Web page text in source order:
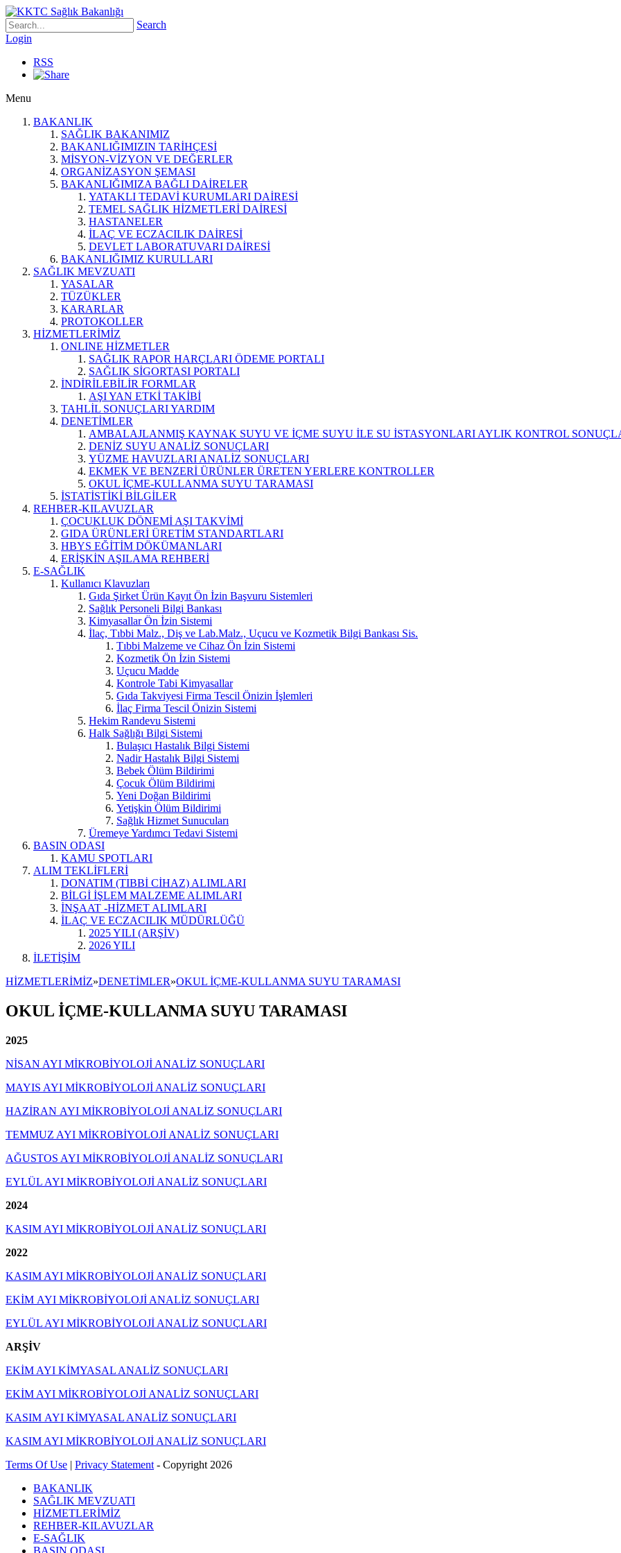
Search
Login
RSS
Menu
BAKANLIK
SAĞLIK BAKANIMIZ
BAKANLIĞIMIZIN TARİHÇESİ
MİSYON-VİZYON VE DEĞERLER
ORGANİZASYON ŞEMASI
BAKANLIĞIMIZA BAĞLI DAİRELER
YATAKLI TEDAVİ KURUMLARI DAİRESİ
TEMEL SAĞLIK HİZMETLERİ DAİRESİ
HASTANELER
İLAÇ VE ECZACILIK DAİRESİ
DEVLET LABORATUVARI DAİRESİ
BAKANLIĞIMIZ KURULLARI
SAĞLIK MEVZUATI
YASALAR
TÜZÜKLER
KARARLAR
PROTOKOLLER
HİZMETLERİMİZ
ONLINE HİZMETLER
SAĞLIK RAPOR HARÇLARI ÖDEME PORTALI
SAĞLIK SİGORTASI PORTALI
İNDİRİLEBİLİR FORMLAR
AŞI YAN ETKİ TAKİBİ
TAHLİL SONUÇLARI YARDIM
DENETİMLER
AMBALAJLANMIŞ KAYNAK SUYU VE İÇME SUYU İLE SU İSTASYONLARI AYLIK KONTROL
DENİZ SUYU ANALİZ SONUÇLARI
YÜZME HAVUZLARI ANALİZ SONUÇLARI
EKMEK VE BENZERİ ÜRÜNLER ÜRETEN YERLERE KONTROLLER
OKUL İÇME-KULLANMA SUYU TARAMASI
İSTATİSTİKİ BİLGİLER
REHBER-KILAVUZLAR
ÇOCUKLUK DÖNEMİ AŞI TAKVİMİ
GIDA ÜRÜNLERİ ÜRETİM STANDARTLARI
HBYS EĞİTİM DÖKÜMANLARI
ERİŞKİN AŞILAMA REHBERİ
E-SAĞLIK
Kullanıcı Klavuzları
Gıda Şirket Ürün Kayıt Ön İzin Başvuru Sistemleri
Sağlık Personeli Bilgi Bankası
Kimyasallar Ön İzin Sistemi
İlaç, Tıbbi Malz., Diş ve Lab.Malz., Uçucu ve Kozmetik Bilgi Bankası Sis.
Tıbbi Malzeme ve Cihaz Ön İzin Sistemi
Kozmetik Ön İzin Sistemi
Uçucu Madde
Kontrole Tabi Kimyasallar
Gıda Takviyesi Firma Tescil Önizin İşlemleri
İlaç Firma Tescil Önizin Sistemi
Hekim Randevu Sistemi
Halk Sağlığı Bilgi Sistemi
Bulaşıcı Hastalık Bilgi Sistemi
Nadir Hastalık Bilgi Sistemi
Bebek Ölüm Bildirimi
Çocuk Ölüm Bildirimi
Yeni Doğan Bildirimi
Yetişkin Ölüm Bildirimi
Sağlık Hizmet Sunucuları
Üremeye Yardımcı Tedavi Sistemi
BASIN ODASI
KAMU SPOTLARI
ALIM TEKLİFLERİ
DONATIM (TIBBİ CİHAZ) ALIMLARI
BİLGİ İŞLEM MALZEME ALIMLARI
İNŞAAT -HİZMET ALIMLARI
İLAÇ VE ECZACILIK MÜDÜRLÜĞÜ
2025 YILI (ARŞİV)
2026 YILI
İLETİŞİM
HİZMETLERİMİZ»DENETİMLER»OKUL İÇME-KULLANMA SUYU TARAMASI
OKUL İÇME-KULLANMA SUYU TARAMASI
2025
NİSAN AYI MİKROBİYOLOJİ ANALİZ SONUÇLARI
MAYIS AYI MİKROBİYOLOJİ ANALİZ SONUÇLARI
HAZİRAN AYI MİKROBİYOLOJİ ANALİZ SONUÇLARI
TEMMUZ AYI MİKROBİYOLOJİ ANALİZ SONUÇLARI
AĞUSTOS AYI MİKROBİYOLOJİ ANALİZ SONUÇLARI
EYLÜL AYI MİKROBİYOLOJİ ANALİZ SONUÇLARI
2024
KASIM AYI MİKROBİYOLOJİ ANALİZ SONUÇLARI
2022
KASIM AYI MİKROBİYOLOJİ ANALİZ SONUÇLARI
EKİM AYI MİKROBİYOLOJİ ANALİZ SONUÇLARI
EYLÜL AYI MİKROBİYOLOJİ ANALİZ SONUÇLARI
ARŞİV
EKİM AYI KİMYASAL ANALİZ SONUÇLARI
EKİM AYI MİKROBİYOLOJİ ANALİZ SONUÇLARI
KASIM AYI KİMYASAL ANALİZ SONUÇLARI
KASIM AYI MİKROBİYOLOJİ ANALİZ SONUÇLARI
Terms Of Use | Privacy Statement - Copyright 2026
BAKANLIK
SAĞLIK MEVZUATI
HİZMETLERİMİZ
REHBER-KILAVUZLAR
E-SAĞLIK
BASIN ODASI